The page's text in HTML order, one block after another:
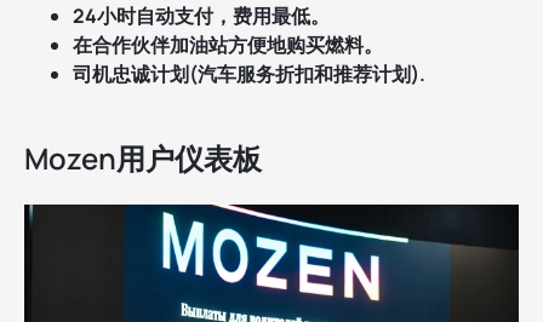
24小时自动支付，费用最低。
在合作伙伴加油站方便地购买燃料。
司机忠诚计划(汽车服务折扣和推荐计划).
Mozen用户仪表板